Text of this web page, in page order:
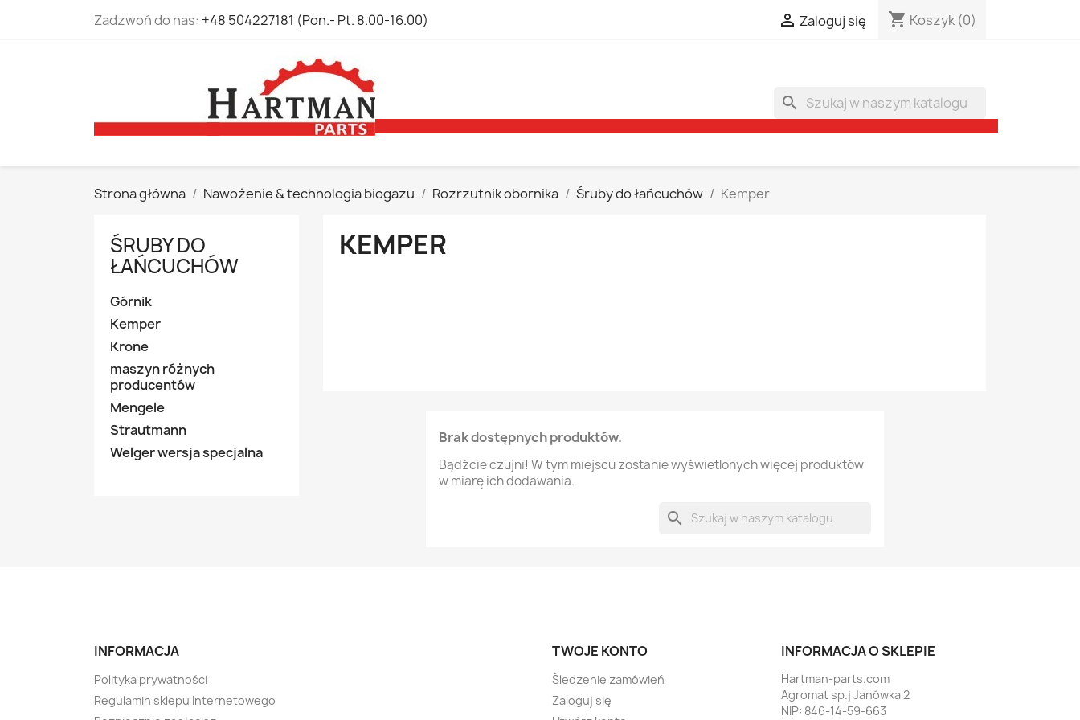
Zadzwoń do nas: +48 504227181 (Pon.- Pt. 8.00-16.00)  Zaloguj się shopping_cart Koszyk (0)
search
Strona główna Nawożenie & technologia biogazu Rozrzutnik obornika Śruby do łańcuchów Kemper
ŚRUBY DO
ŁAŃCUCHÓW
Górnik
Kemper
Krone
maszyn różnych
producentów
Mengele
Strautmann
Welger wersja specjalna
KEMPER
Brak dostępnych produktów.
Bądźcie czujni! W tym miejscu zostanie wyświetlonych więcej produktów
w miarę ich dodawania.
search
INFORMACJA
Polityka prywatności
Regulamin sklepu Internetowego
TWOJE KONTO
Śledzenie zamówień
Zaloguj się
INFORMACJA O SKLEPIE
Hartman-parts.com
Agromat sp.j Janówka 2
NIP: 846-14-59-663